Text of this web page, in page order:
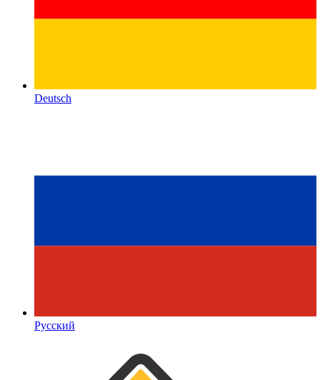
Deutsch
Русский